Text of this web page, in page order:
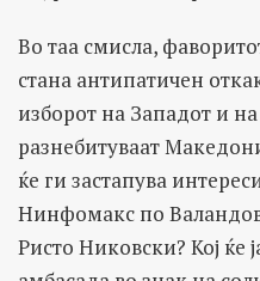
Во таа смисла,
стана антипатичен
изборот на Западот и
разнебитуваат
ќе ги застапува
Нинфомакс по
Ристо Никовски? Кој ќе